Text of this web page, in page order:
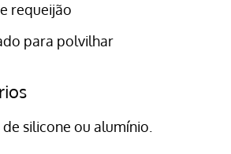
requeijão
para polvilhar
de silicone ou alumínio.